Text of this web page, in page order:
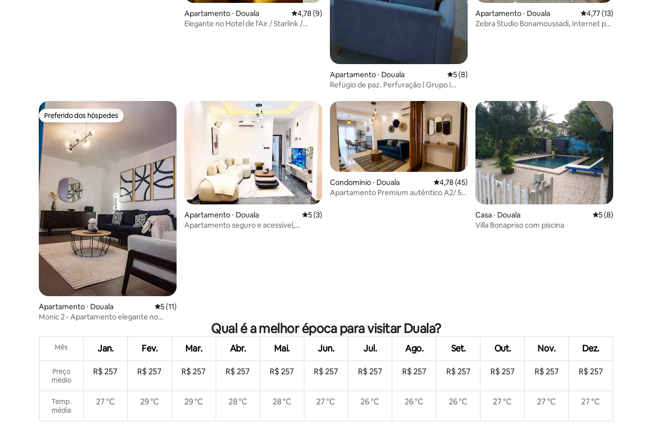
Apartamento ⋅ Douala 4,78 de uma avaliação média de 5, 9 avaliações
4,78 (9)
Elegante no Hotel de l'Air / Starlink /
Apartamento ⋅ Douala 5 de uma avaliação média de 5, 8 avaliações
5 (8)
Refúgio de paz. Perfuração | Grupo |
Apartamento ⋅ Douala 4,77 de uma
4,77 (13)
Zebra Studio Bonamoussadi, Internet par
Preferido dos hóspedes
Preferido dos hóspedes
Apartamento ⋅ Douala 5 de uma avaliação média de 5, 11 avaliações
5 (11)
Monic 2 - Apartamento elegante no
Apartamento ⋅ Douala 5 de uma avaliação média de 5, 3 avaliações
5 (3)
Apartamento seguro e acessível,
Condomínio ⋅ Douala 4,78 de uma avaliação média de 5, 45 avaliações
4,78 (45)
Apartamento Premium autêntico A2/ 5
Casa ⋅ Douala
5 de uma
5 (8)
Villa Bonapriso com piscina
Qual é a melhor época para visitar Duala?
Mês Jan. Fev. Mar. Abr. Mai. Jun. Jul. Ago. Set. Out. Nov. Dez.
Preço
médio
R$ 257 R$ 257 R$ 257 R$ 257 R$ 257 R$ 257 R$ 257 R$ 257 R$ 257 R$ 257 R$ 257 R$ 257
Temp.
média
27 °C 29 °C 29 °C 28 °C 28 °C 27 °C 26 °C 26 °C 26 °C 27 °C 27 °C 27 °C